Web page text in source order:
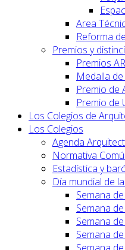
Area
Reforma
Premios y
Premios
Medalla
Premio de
Premio de
Los Colegios de
Los Colegios
Agenda
Normativa
Estadística y
Día mundial de
Semana
Semana
Semana
Semana